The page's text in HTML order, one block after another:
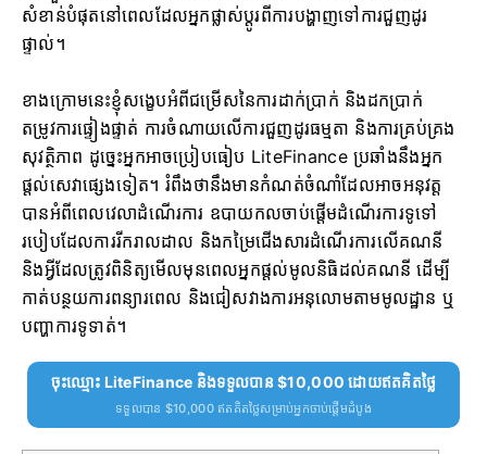
សំខាន់​បំផុត​នៅ​ពេល​ដែល​អ្នក​ផ្លាស់​ប្តូរ​ពី​ការ​បង្ហាញ​ទៅ​ការ​ជួញដូរ​
ផ្ទាល់។
ខាងក្រោមនេះខ្ញុំសង្ខេបអំពីជម្រើសនៃការដាក់ប្រាក់ និងដកប្រាក់
តម្រូវការផ្ទៀងផ្ទាត់ ការចំណាយលើការជួញដូរធម្មតា និងការគ្រប់គ្រង
សុវត្ថិភាព ដូច្នេះអ្នកអាចប្រៀបធៀប LiteFinance ប្រឆាំងនឹងអ្នក
ផ្តល់សេវាផ្សេងទៀត។ រំពឹងថានឹងមានកំណត់ចំណាំដែលអាចអនុវត្ត
បានអំពីពេលវេលាដំណើរការ ឧបាយកលចាប់ផ្តើមដំណើរការទូទៅ
របៀបដែលការរីករាលដាល និងកម្រៃជើងសារដំណើរការលើគណនី
និងអ្វីដែលត្រូវពិនិត្យមើលមុនពេលអ្នកផ្តល់មូលនិធិដល់គណនី ដើម្បី
កាត់បន្ថយការពន្យារពេល និងជៀសវាងការអនុលោមតាមមូលដ្ឋាន ឬ
បញ្ហាការទូទាត់។
ចុះឈ្មោះ LiteFinance និងទទួលបាន $10,000 ដោយឥតគិតថ្លៃ
ទទួលបាន $10,000 ឥតគិតថ្លៃសម្រាប់អ្នកចាប់ផ្តើមដំបូង